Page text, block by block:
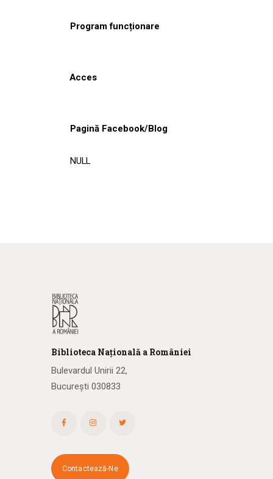
Program funcționare
Acces
Pagină Facebook/Blog
NULL
Biblioteca Națională a României
Bulevardul Unirii 22,
București 030833
Contactează-Ne